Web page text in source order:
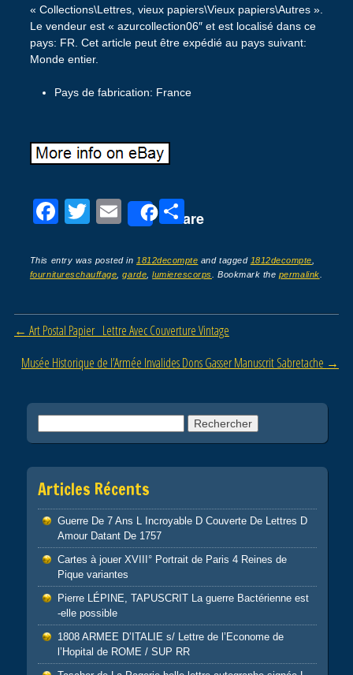
« Collections\Lettres, vieux papiers\Vieux papiers\Autres ».
Le vendeur est « azurcollection06″ et est localisé dans ce
pays: FR. Cet article peut être expédié au pays suivant:
Monde entier.
Pays de fabrication: France
F
c
e
b
o
o
T
tt
er
E
ail
Share
P
ta
g
er
This entry was posted in 1812decompte and tagged 1812decompte
fournitureschauffage ,garde ,lumierescorps . Bookmark the permalink
Post navigation
← Art Postal Papier Lettre Avec Couverture Vintage
Musée Historique de l’Armée Invalides Dons Gasser Manuscrit Sabretache →
Articles Récents
Guerre De 7 Ans L Incroyable D Couverte De Lettres D
Amour Datant De 1757
Cartes à jouer XVIII° Portrait de Paris 4 Reines de
Pique variantes
Pierre LÉPINE, TAPUSCRIT La guerre Bactérienne est
-elle possible
1808 ARMEE D’ITALIE s/ Lettre de l’Econome de
l’Hopital de ROME / SUP RR